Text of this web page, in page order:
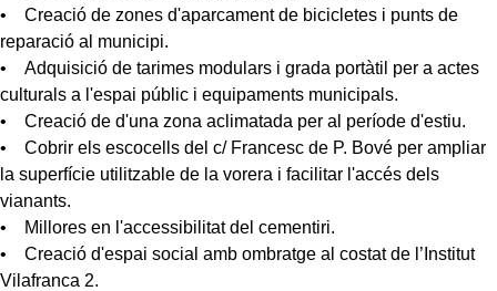
• Creació de zones d'aparcament de bicicletes i punts de
reparació al municipi.
• Adquisició de tarimes modulars i grada portàtil per a actes
culturals a l'espai públic i equipaments municipals.
• Creació de d'una zona aclimatada per al període d'estiu.
• Cobrir els escocells del c/ Francesc de P. Bové per ampliar
la superfície utilitzable de la vorera i facilitar l'accés dels
vianants.
• Millores en l'accessibilitat del cementiri.
• Creació d'espai social amb ombratge al costat de l’Institut
Vilafranca 2.